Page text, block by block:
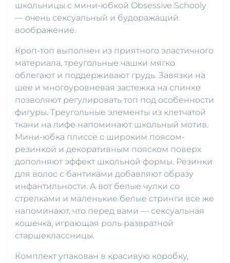
школьницы с мини-юбкой Obsessive Schooly
— очень сексуальный и будоражащий
воображение.
Кроп-топ выполнен из приятного эластичного
материала, треугольные чашки мягко
облегают и поддерживают грудь. Завязки на
шее и многоуровневая застежка на спинке
позволяют регулировать топ под особенности
фигуры. Треугольные элементы из клетчатой
ткани на лифе напоминают школьный мотив.
Мини-юбка плиссе с широким поясом-
резинкой и декоративным пояском поверх
дополняют эффект школьной формы. Резинки
для волос с бантиками добавляют образу
инфантильности. А вот белые чулки со
стрелками и маленькие белые стринги все же
напоминают, что перед вами — сексуальная
кошечка, играющая роль развратной
старшеклассницы.
Комплект упакован в красивую коробку,